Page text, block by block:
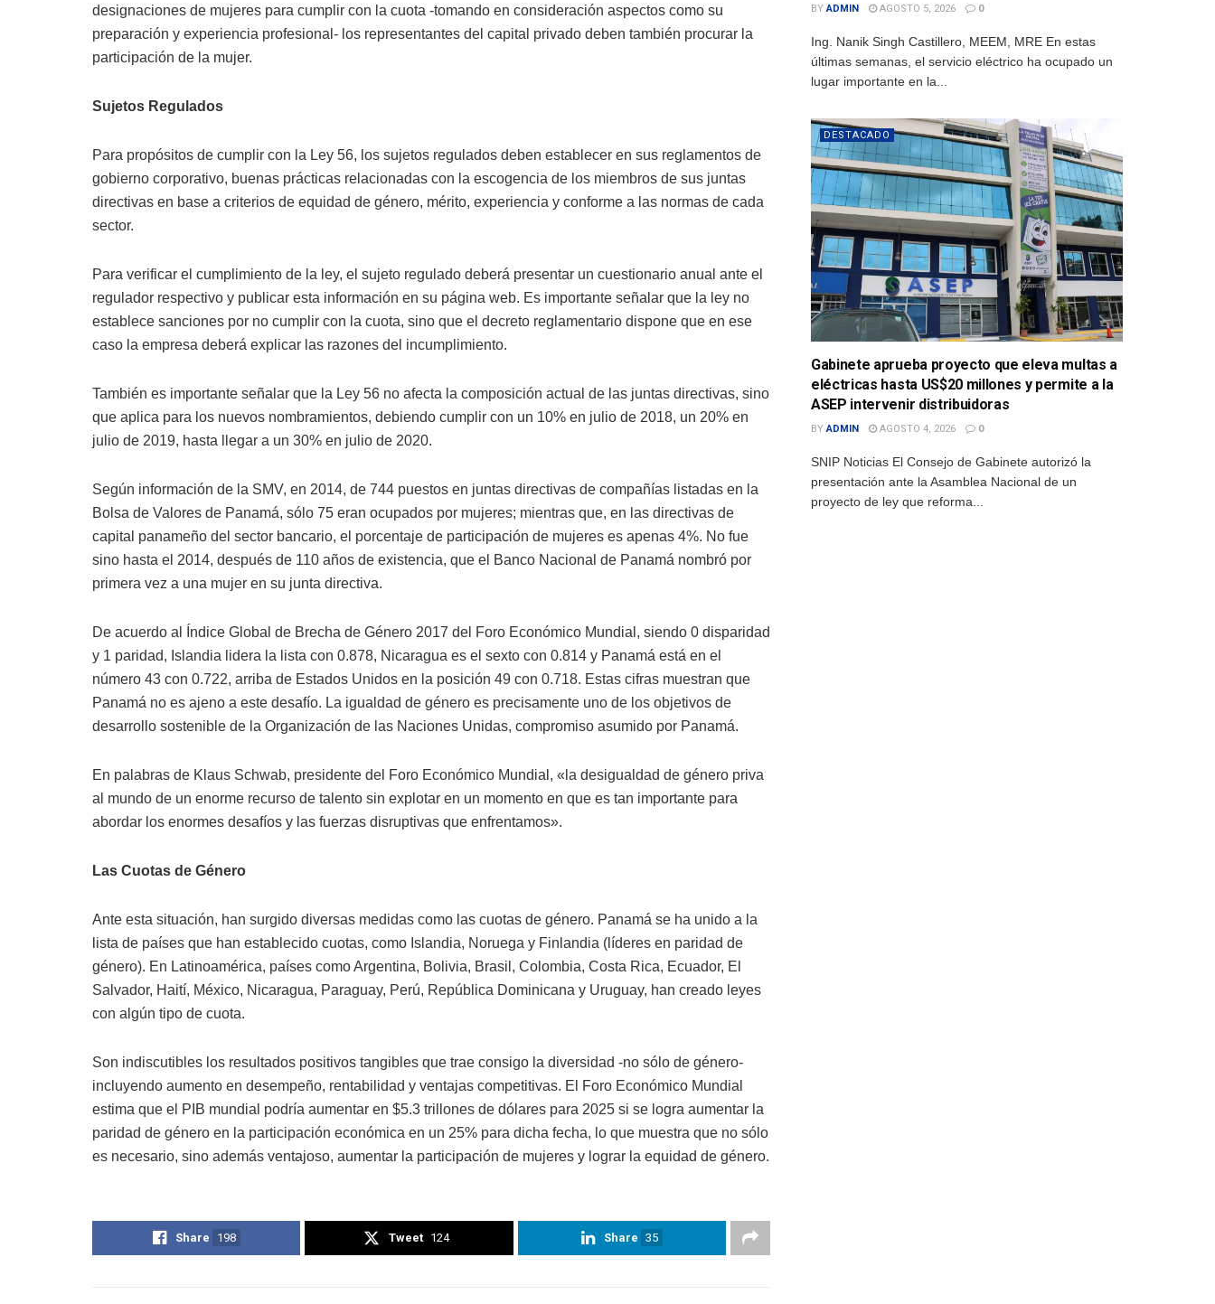
designaciones de mujeres para cumplir con la cuota -tomando en consideración aspectos como su
preparación y experiencia profesional- los representantes del capital privado deben también procurar la
participación de la mujer.
Sujetos Regulados
Para propósitos de cumplir con la Ley 56, los sujetos regulados deben establecer en sus reglamentos de
gobierno corporativo, buenas prácticas relacionadas con la escogencia de los miembros de sus juntas
directivas en base a criterios de equidad de género, mérito, experiencia y conforme a las normas de cada
sector.
Para verificar el cumplimiento de la ley, el sujeto regulado deberá presentar un cuestionario anual ante el
regulador respectivo y publicar esta información en su página web. Es importante señalar que la ley no
establece sanciones por no cumplir con la cuota, sino que el decreto reglamentario dispone que en ese
caso la empresa deberá explicar las razones del incumplimiento.
También es importante señalar que la Ley 56 no afecta la composición actual de las juntas directivas, sino
que aplica para los nuevos nombramientos, debiendo cumplir con un 10% en julio de 2018, un 20% en
julio de 2019, hasta llegar a un 30% en julio de 2020.
Según información de la SMV, en 2014, de 744 puestos en juntas directivas de compañías listadas en la
Bolsa de Valores de Panamá, sólo 75 eran ocupados por mujeres; mientras que, en las directivas de
capital panameño del sector bancario, el porcentaje de participación de mujeres es apenas 4%. No fue
sino hasta el 2014, después de 110 años de existencia, que el Banco Nacional de Panamá nombró por
primera vez a una mujer en su junta directiva.
De acuerdo al Índice Global de Brecha de Género 2017 del Foro Económico Mundial, siendo 0 disparidad
y 1 paridad, Islandia lidera la lista con 0.878, Nicaragua es el sexto con 0.814 y Panamá está en el
número 43 con 0.722, arriba de Estados Unidos en la posición 49 con 0.718. Estas cifras muestran que
Panamá no es ajeno a este desafío. La igualdad de género es precisamente uno de los objetivos de
desarrollo sostenible de la Organización de las Naciones Unidas, compromiso asumido por Panamá.
En palabras de Klaus Schwab, presidente del Foro Económico Mundial, «la desigualdad de género priva
al mundo de un enorme recurso de talento sin explotar en un momento en que es tan importante para
abordar los enormes desafíos y las fuerzas disruptivas que enfrentamos».
Las Cuotas de Género
Ante esta situación, han surgido diversas medidas como las cuotas de género. Panamá se ha unido a la
lista de países que han establecido cuotas, como Islandia, Noruega y Finlandia (líderes en paridad de
género). En Latinoamérica, países como Argentina, Bolivia, Brasil, Colombia, Costa Rica, Ecuador, El
Salvador, Haití, México, Nicaragua, Paraguay, Perú, República Dominicana y Uruguay, han creado leyes
con algún tipo de cuota.
Son indiscutibles los resultados positivos tangibles que trae consigo la diversidad -no sólo de género-
incluyendo aumento en desempeño, rentabilidad y ventajas competitivas. El Foro Económico Mundial
estima que el PIB mundial podría aumentar en $5.3 trillones de dólares para 2025 si se logra aumentar la
paridad de género en la participación económica en un 25% para dicha fecha, lo que muestra que no sólo
es necesario, sino además ventajoso, aumentar la participación de mujeres y lograr la equidad de género.
Share 198 Tweet 124 Share 35
BY ADMIN AGOSTO 5, 2026 0
Ing. Nanik Singh Castillero, MEEM, MRE En estas
últimas semanas, el servicio eléctrico ha ocupado un
lugar importante en la...
DESTACADO
Gabinete aprueba proyecto que eleva multas a
eléctricas hasta US$20 millones y permite a la
ASEP intervenir distribuidoras
BY ADMIN AGOSTO 4, 2026 0
SNIP Noticias El Consejo de Gabinete autorizó la
presentación ante la Asamblea Nacional de un
proyecto de ley que reforma...